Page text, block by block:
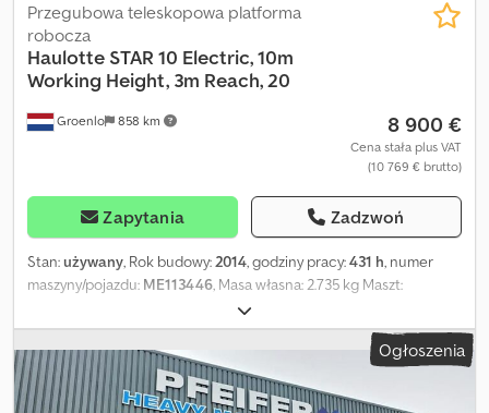
Groenlo 858 km
Przegubowa teleskopowa platforma
robocza
Haulotte STAR 10 Electric, 10m
Working Height, 3m Reach, 20
8 900 €
Cena stała plus VAT
(10 769 € brutto)
Zapytania Zadzwoń
Stan:używany, Rok budowy:2014, godziny pracy:431 h, numer
maszyny/pojazdu: ME113446, Masa własna: 2.735 kg Maszt:
przegubowy Cedpfx Aoyz Iyhsc Eerf Udźwig: 200 kg Wysokość
robocza: 1.000 cm Wymiary przestrzeni ładunkowej: 270 x 99 x 199
cm Stan ogumienia przód: 70 Stan ogumienia tył: 70 Maks. zasięg
poziomy: 300 m Aby uzyskać więcej informacji, prosimy o kontakt z
PFEIFER GROUP.
Ogłoszenia